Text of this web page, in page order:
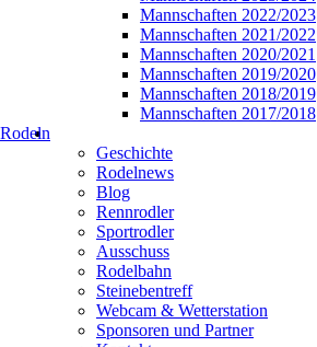
Mannschaften 2022/2023
Mannschaften 2021/2022
Mannschaften 2020/2021
Mannschaften 2019/2020
Mannschaften 2018/2019
Mannschaften 2017/2018
Rodeln
Geschichte
Rodelnews
Blog
Rennrodler
Sportrodler
Ausschuss
Rodelbahn
Steinebentreff
Webcam & Wetterstation
Sponsoren und Partner